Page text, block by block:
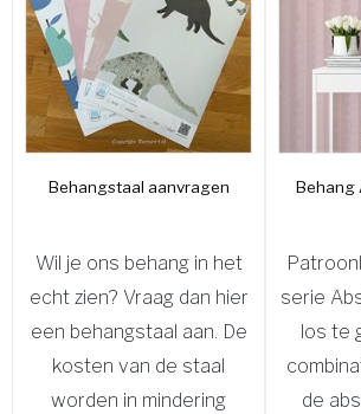
Behangstaal aanvragen
Wil je ons behang in het
echt zien? Vraag dan hier
een behangstaal aan. De
kosten van de staal
worden in mindering
Behang
serie
los te
de